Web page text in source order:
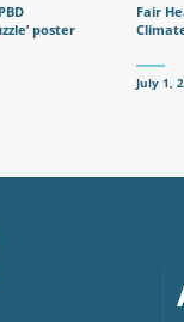
poster
Fair
July 1,